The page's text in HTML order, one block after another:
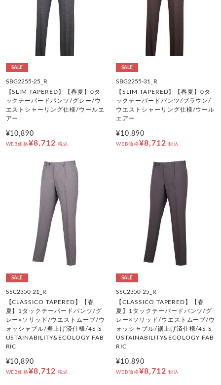
SALE
SBG2255-25_R
【SLIM TAPERED】【春夏】0タ
ックテーパードパンツ/グレー/ウ
エストシャーリング仕様/ウールエ
アー
¥10,890
WEB価格¥8,712 税込
SALE
SBG2255-31_R
【SLIM TAPERED】【春夏】0タ
ックテーパードパンツ/ブラウン/
ウエストシャーリング仕様/ウール
エアー
¥10,890
WEB価格¥8,712 税込
SALE
SSC2350-21_R
【CLASSICO TAPERED】【春
夏】1タックテーパードパンツ/グ
レー×ソリッド/ウエストムーブ/ウ
ォッシャブル/裾上げ済仕様/4S S
USTAINABILITY&ECOLOGY FAB
RIC
¥10,890
WEB価格¥8,712 税込
SALE
SSC2350-25_R
【CLASSICO TAPERED】【春
夏】1タックテーパードパンツ/グ
レー×ソリッド/ウエストムーブ/ウ
ォッシャブル/裾上げ済仕様/4S S
USTAINABILITY&ECOLOGY FAB
RIC
¥10,890
WEB価格¥8,712 税込